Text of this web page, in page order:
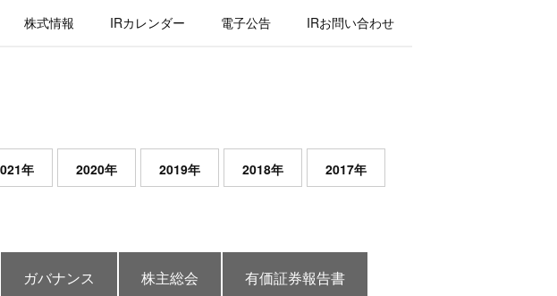
株式情報 IRカレンダー 電子公告 IRお問い合わせ